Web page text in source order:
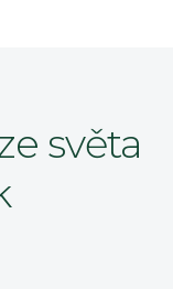
světa